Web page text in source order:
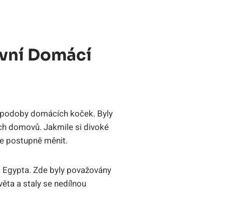
Domácí
domácích koček. Byly
domovů. Jakmile si divoké
postupně měnit.
Zde byly považovány
a staly se nedílnou